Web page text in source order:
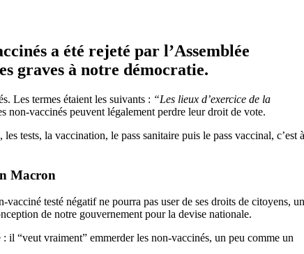
a été rejeté par l’Assemblée
graves à notre démocratie.
Les termes étaient les suivants : “Les lieux d’exercice de la
non-vaccinés peuvent légalement perdre leur droit de vote.
tests, la vaccination, le pass sanitaire puis le pass vaccinal, c’est
Macron
testé négatif ne pourra pas user de ses droits de citoyens,
de notre gouvernement pour la devise nationale.
il “veut vraiment” emmerder les non-vaccinés, un peu comme un